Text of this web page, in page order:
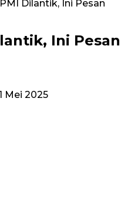
Dilantik, Ini Pesan
Ini Pesan
Mei 2025